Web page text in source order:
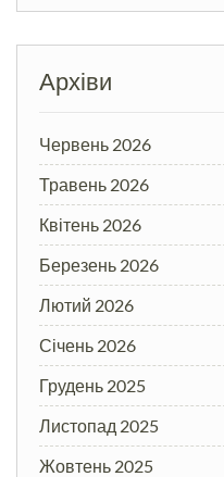
Архіви
Червень 2026
Травень 2026
Квітень 2026
Березень 2026
Лютий 2026
Січень 2026
Грудень 2025
Листопад 2025
Жовтень 2025